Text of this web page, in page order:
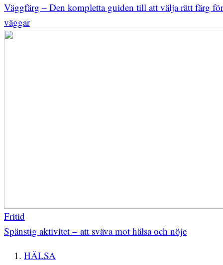
Väggfärg – Den kompletta guiden till att välja rätt färg
väggar
Fritid
Spänstig aktivitet – att sväva mot hälsa och nöje
HÄLSA